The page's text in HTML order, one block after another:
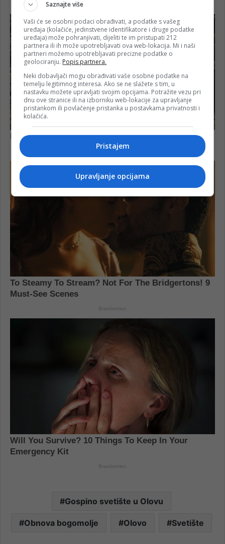
Gospino svetište u Olovu
Obnova bogomolje Olovo Svetište
Saznajte više
Vaši će se osobni podaci obrađivati, a podatke s vašeg
uređaja (kolačiće, jedinstvene identifikatore i druge podatke
uređaja) može pohranjivati, dijeliti te im pristupati 212
partnera ili ih može upotrebljavati ova web-lokacija. Mi i naši
partneri možemo upotrebljavati precizne podatke o
geolociranju. Popis partnera.
Neki dobavljači mogu obrađivati vaše osobne podatke na
temelju legitimnog interesa. Ako se ne slažete s tim, u
nastavku možete upravljati svojim opcijama. Potražite vezu pri
dnu ove stranice ili na izborniku web-lokacije za upravljanje
pristankom ili povlačenje pristanka u postavkama privatnosti i
kolačića.
Pristajem
Upravljanje opcijama